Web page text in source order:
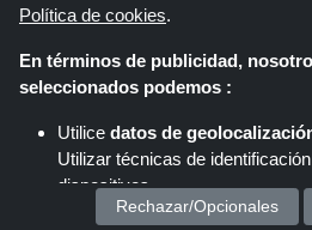
O Cancelamento
Ativo de Ruído (ANC)
é uma funcionalidade
sociedade ruidosa de
hoje. Muitas pessoas
procuram cupões de
desconto da EarFun
Política de cookies.
En términos de publicidad,
seleccionados podemos :
Utilice datos de
Utilizar técnicas de
dispositivos.
Almacenar y/o acceder a
Rechazar/Opcionales